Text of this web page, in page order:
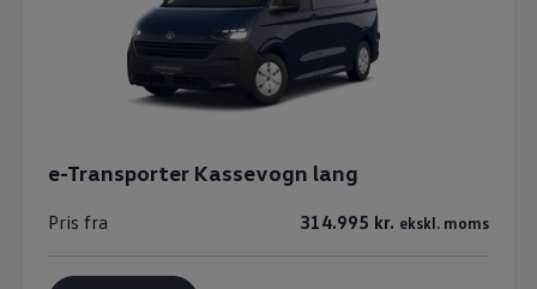
e-Transporter Kassevogn lang
Pris fra 314.995 kr. ekskl. moms